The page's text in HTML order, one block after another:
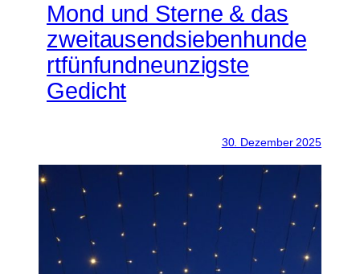
Mond und Sterne & das
zweitausendsiebenhunde
rtfünfundneunzigste
Gedicht
30. Dezember 2025